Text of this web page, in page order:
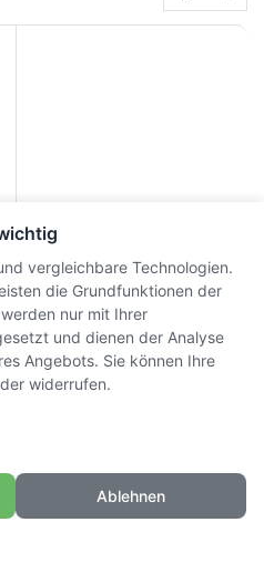
| Powered bySidora AG
vergleichbare Technologien.
die Grundfunktionen der
nur mit Ihrer
und dienen der Analyse
Angebots. Sie können Ihre
widerrufen.
Ablehnen